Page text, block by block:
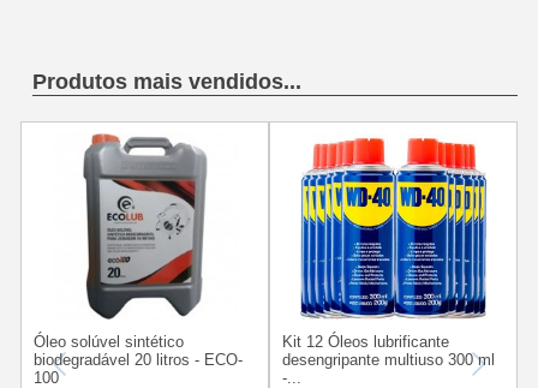
Produtos mais vendidos...
Óleo solúvel sintético
biodegradável 20 litros - ECO-
100
Kit 12 Óleos lubrificante
desengripante multiuso 300 ml
-...